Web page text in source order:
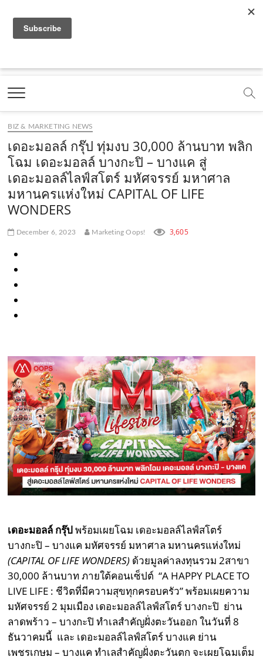
a
e
b
o
o
k
.
c
o
m
o
t
b
e
.
c
o
m
.
o
e
m
e
t
g
r
a
m
.
o
t
k
c
o
m
Marketing Oops!
DIGITAL | CREATIVE | ADVERTISING | CAMPAIGN |
BIZ & MARKETING NEWS
เดอะมอลล์ กรุ๊ป ทุ่มงบ 30,000 ล้านบาท พลิก
โฉม เดอะมอลล์ บางกะปิ – บางแค สู่
เดอะมอลล์ไลฟ์สโตร์ มหัศจรรย์ มหาศาล
มหานครแห่งใหม่ CAPITAL OF LIFE
WONDERS
December 6, 2023 Marketing Oops! 3,605
เดอะมอลล์ กรุ๊ปพร้อมเผยโฉม เดอะมอลล์ไลฟ์สโตร์
บางกะปิ – บางแค มหัศจรรย์ มหาศาล มหานครแห่งใหม่
(CAPITAL OF LIFE WONDERS) ด้วยมูลค่าลงทุนรวม 2สาขา
30,000 ล้านบาท ภายใต้คอนเซ็ปต์ “A HAPPY PLACE TO
LIVE LIFE : ชีวิตที่มีความสุขทุกครอบครัว” พร้อมเผยความ
มหัศจรรย์ 2 มุมเมือง เดอะมอลล์ไลฟ์สโตร์ บางกะปิ ย่าน
ลาดพร้าว – บางกะปิ ทำเลสำคัญฝั่งตะวันออก ในวันที่ 8
ธันวาคมนี้ และ เดอะมอลล์ไลฟ์สโตร์ บางแค ย่าน
เพชรเกษม – บางแค ทำเลสำคัญฝั่งตะวันตก จะเผยโฉมเต็ม